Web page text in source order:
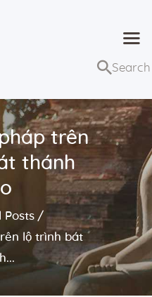
trên
thánh
Posts
lộ trình bát